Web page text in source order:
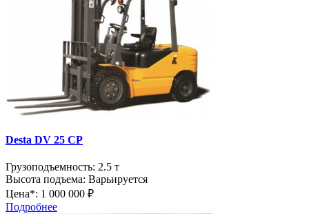
Desta DV 25 CP
Грузоподъемность: 2.5 т
Высота подъема: Варьируется
Цена*: 1 000 000 ₽
Подробнее